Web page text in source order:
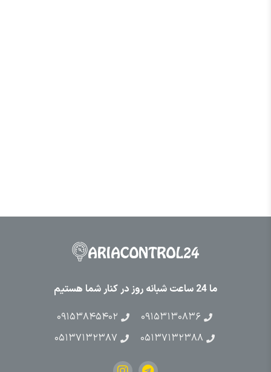
ما 24 ساعت شبانه روز در کنار شما هستیم
۰۹۱۵۳۱۳۰۸۳۶
۰۹۱۵۳۸۴۵۴۰۲
۰۵۱۳۷۱۳۲۳۸۸
۰۵۱۳۷۱۳۲۳۸۷